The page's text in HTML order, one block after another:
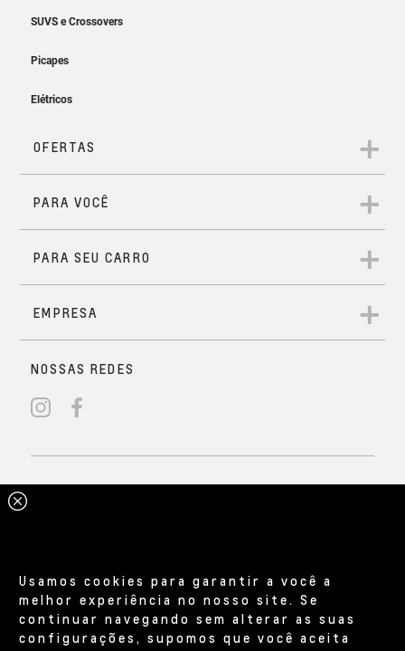
Usamos cookies para garantir a você a
melhor experiência no nosso site. Se
continuar navegando sem alterar as suas
configurações, supomos que você aceita